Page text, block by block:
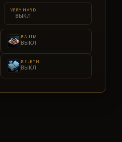
VERY HARD
ВЫКЛ
BAIUM
ВЫКЛ
BELETH
ВЫКЛ